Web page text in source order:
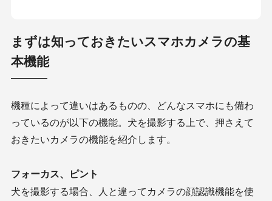
まずは知っておきたいスマホカメラの基
本機能
機種によって違いはあるものの、どんなスマホにも備わ
っているのが以下の機能。犬を撮影する上で、押さえて
おきたいカメラの機能を紹介します。
フォーカス、ピント
犬を撮影する場合、人と違ってカメラの顔認識機能を使